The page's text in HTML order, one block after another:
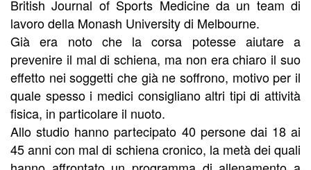
British Journal of Sports Medicine da un team di
lavoro della Monash University di Melbourne.
Già era noto che la corsa potesse aiutare a
prevenire il mal di schiena, ma non era chiaro il suo
effetto nei soggetti che già ne soffrono, motivo per il
quale spesso i medici consigliano altri tipi di attività
fisica, in particolare il nuoto.
Allo studio hanno partecipato 40 persone dai 18 ai
45 anni con mal di schiena cronico, la metà dei quali